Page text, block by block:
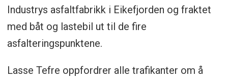
Industrys asfaltfabrikk i Eikefjorden og fraktet
med båt og lastebil ut til de fire
asfalteringspunktene.
Lasse Tefre oppfordrer alle trafikanter om å